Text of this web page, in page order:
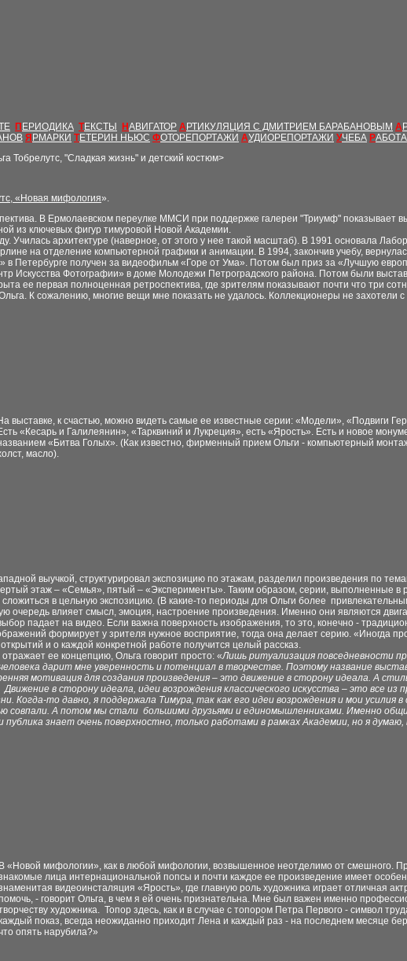
П ЕРИОДИКА ТЕКСТЫ Н АВИГАТОР АРТИКУЛЯЦИЯ С ДМИТРИЕМ БАРАБАНОВЫМ А
Я РМАРКИ ТЕТЕРИН НЬЮС ФОТОРЕПОРТАЖИ АУДИОРЕПОРТАЖИ УЧЕБА РАБОТА
Тобрелутс, "Сладкая жизнь" и детский костюм>
«Новая мифология».
В Ермолаевском переулке ММСИ при поддержке галереи "Триумф" показывает
из ключевых фигур тимуровой Новой Академии.
Училась архитектуре (наверное, от этого у нее такой масштаб). В 1991 основала
на отделение компьютерной графики и анимации. В 1994, закончив учебу,
в Петербурге получен за видеофильм «Горе от Ума». Потом был приз за «Лучшую
Искусства Фотографии» в доме Молодежи Петроградского района. Потом были
ее первая полноценная ретроспектива, где зрителям показывают почти что три
К сожалению, многие вещи мне показать не удалось. Коллекционеры не захотели
выставке, к счастью, можно видеть самые ее известные серии: «Модели», «Подвиги
«Кесарь и Галилеянин», «Тарквиний и Лукреция», есть «Ярость». Есть и новое
«Битва Голых». (Как известно, фирменный прием Ольги - компьютерный
масло).
выучкой, структурировал экспозицию по этажам, разделил произведения по
этаж – «Семья», пятый – «Эксперименты». Таким образом, серии, выполненные в
в цельную экспозицию. (В какие-то периоды для Ольги более
очередь влияет смысл, эмоция, настроение произведения. Именно они являются
падает на видео. Если важна поверхность изображения, то это, конечно -
формирует у зрителя нужное восприятие, тогда она делает серию. «Иногда
и о каждой конкретной работе получится целый рассказ.
ее концепцию, Ольга говорит просто: «Лишь ритуализация повседневности
человека дарит мне уверенность и потенциал в творчестве. Поэтому название
мотивация для создания произведения – это движение в сторону идеала. А
в сторону идеала, идеи возрождения классического искусства – это все
Когда-то давно, я поддержала Тимура, так как его идеи возрождения и мои усилия в
А потом мы стали большими друзьями и единомышленниками. Именно
знает очень поверхностно, только работами в рамках Академии, но я думаю,
В «Новой мифологии», как в любой мифологии, возвышенное неотделимо от смешного.
лица интернациональной попсы и почти каждое ее произведение имеет
видеоинсталяция «Ярость», где главную роль художника играет отличная
- говорит Ольга, в чем я ей очень признательна. Мне был важен именно
художника. Топор здесь, как и в случае с топором Петра Первого - символ
показ, всегда неожиданно приходит Лена и каждый раз - на последнем месяце
опять нарубила?»